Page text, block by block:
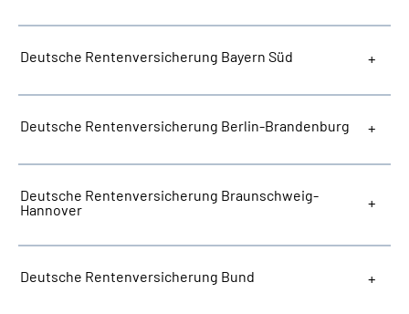
Deutsche Rentenversicherung Bayern Süd
Deutsche Rentenversicherung Berlin-Brandenburg
Deutsche Rentenversicherung Braunschweig-
Hannover
Deutsche Rentenversicherung Bund